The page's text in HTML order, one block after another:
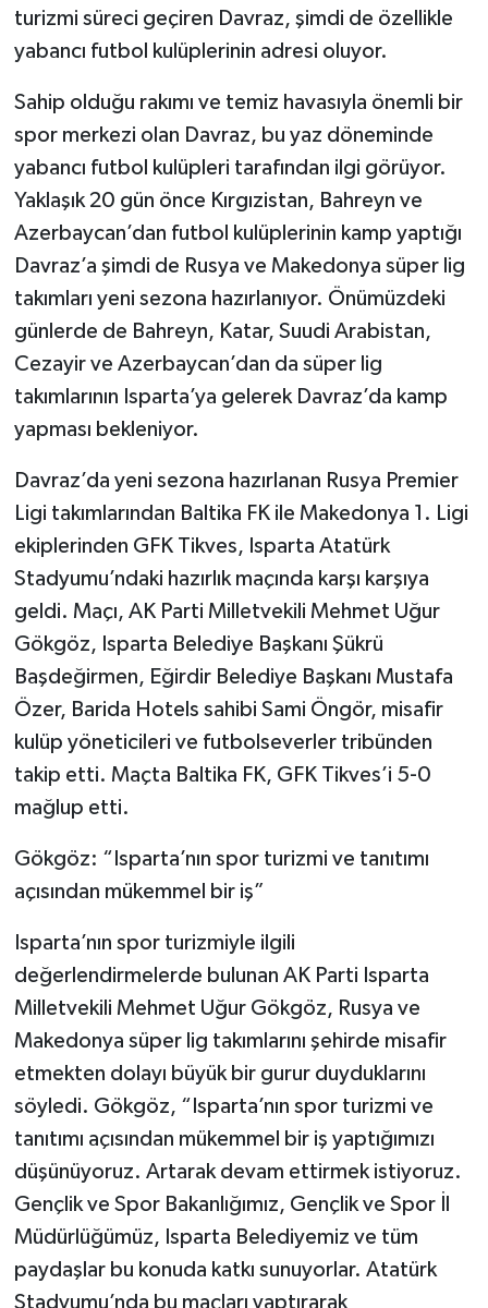
turizmi süreci geçiren Davraz, şimdi de özellikle
yabancı futbol kulüplerinin adresi oluyor.
Sahip olduğu rakımı ve temiz havasıyla önemli bir
spor merkezi olan Davraz, bu yaz döneminde
yabancı futbol kulüpleri tarafından ilgi görüyor.
Yaklaşık 20 gün önce Kırgızistan, Bahreyn ve
Azerbaycan’dan futbol kulüplerinin kamp yaptığı
Davraz’a şimdi de Rusya ve Makedonya süper lig
takımları yeni sezona hazırlanıyor. Önümüzdeki
günlerde de Bahreyn, Katar, Suudi Arabistan,
Cezayir ve Azerbaycan’dan da süper lig
takımlarının Isparta’ya gelerek Davraz’da kamp
yapması bekleniyor.
Davraz’da yeni sezona hazırlanan Rusya Premier
Ligi takımlarından Baltika FK ile Makedonya 1. Ligi
ekiplerinden GFK Tikves, Isparta Atatürk
Stadyumu’ndaki hazırlık maçında karşı karşıya
geldi. Maçı, AK Parti Milletvekili Mehmet Uğur
Gökgöz, Isparta Belediye Başkanı Şükrü
Başdeğirmen, Eğirdir Belediye Başkanı Mustafa
Özer, Barida Hotels sahibi Sami Öngör, misafir
kulüp yöneticileri ve futbolseverler tribünden
takip etti. Maçta Baltika FK, GFK Tikves’i 5-0
mağlup etti.
Gökgöz: “Isparta’nın spor turizmi ve tanıtımı
açısından mükemmel bir iş”
Isparta’nın spor turizmiyle ilgili
değerlendirmelerde bulunan AK Parti Isparta
Milletvekili Mehmet Uğur Gökgöz, Rusya ve
Makedonya süper lig takımlarını şehirde misafir
etmekten dolayı büyük bir gurur duyduklarını
söyledi. Gökgöz, “Isparta’nın spor turizmi ve
tanıtımı açısından mükemmel bir iş yaptığımızı
düşünüyoruz. Artarak devam ettirmek istiyoruz.
Gençlik ve Spor Bakanlığımız, Gençlik ve Spor İl
Müdürlüğümüz, Isparta Belediyemiz ve tüm
paydaşlar bu konuda katkı sunuyorlar. Atatürk
Stadyumu’nda bu maçları yaptırarak